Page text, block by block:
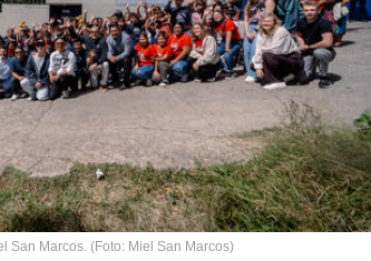
San Marcos. (Foto: Miel San Marcos)